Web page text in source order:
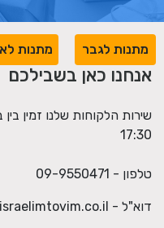
מתנות לגבר מתנות
אנחנו כאן בשבילכם
17:30
טלפון - 09-9550471
דוא"ל -